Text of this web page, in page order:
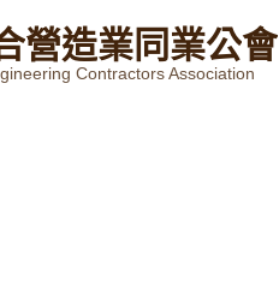
營造業同業公會
Contractors Association